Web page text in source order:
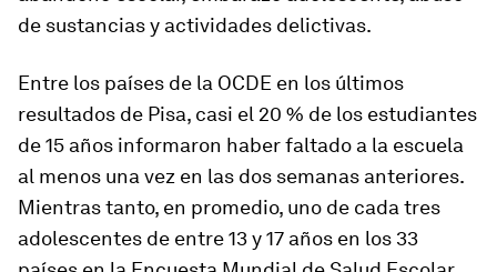
de sustancias y actividades delictivas.
Entre los países de la OCDE en los últimos
resultados de Pisa, casi el 20 % de los estudiantes
de 15 años informaron haber faltado a la escuela
al menos una vez en las dos semanas anteriores.
Mientras tanto, en promedio, uno de cada tres
adolescentes de entre 13 y 17 años en los 33